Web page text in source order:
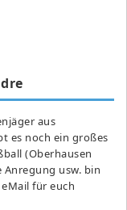
aus
es noch ein großes
(Oberhausen
Anregung usw. bin
für euch